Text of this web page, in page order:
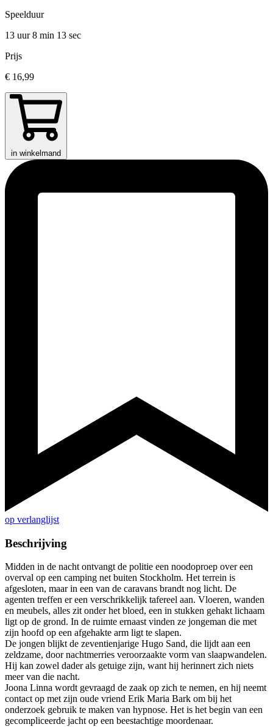
Speelduur
13 uur 8 min 13 sec
Prijs
€ 16,99
in winkelmand
op verlanglijst
Beschrijving
Midden in de nacht ontvangt de politie een noodoproep over een
overval op een camping net buiten Stockholm. Het terrein is
afgesloten, maar in een van de caravans brandt nog licht. De
agenten treffen er een verschrikkelijk tafereel aan. Vloeren, wanden
en meubels, alles zit onder het bloed, een in stukken gehakt lichaam
ligt op de grond. In de ruimte ernaast vinden ze jongeman die met
zijn hoofd op een afgehakte arm ligt te slapen.
De jongen blijkt de zeventienjarige Hugo Sand, die lijdt aan een
zeldzame, door nachtmerries veroorzaakte vorm van slaapwandelen.
Hij kan zowel dader als getuige zijn, want hij herinnert zich niets
meer van die nacht.
Joona Linna wordt gevraagd de zaak op zich te nemen, en hij neemt
contact op met zijn oude vriend Erik Maria Bark om bij het
onderzoek gebruik te maken van hypnose. Het is het begin van een
gecompliceerde jacht op een beestachtige moordenaar.